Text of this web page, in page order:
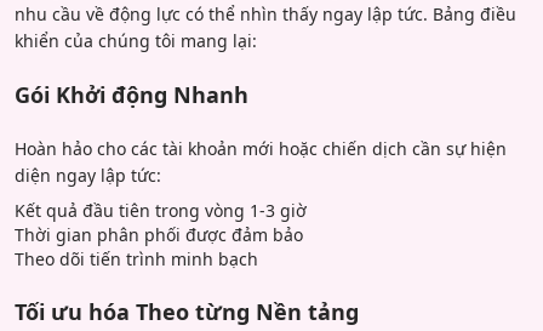
nhu cầu về động lực có thể nhìn thấy ngay lập tức. Bảng điều
khiển của chúng tôi mang lại:
Gói Khởi động Nhanh
Hoàn hảo cho các tài khoản mới hoặc chiến dịch cần sự hiện
diện ngay lập tức:
Kết quả đầu tiên trong vòng 1-3 giờ
Thời gian phân phối được đảm bảo
Theo dõi tiến trình minh bạch
Tối ưu hóa Theo từng Nền tảng